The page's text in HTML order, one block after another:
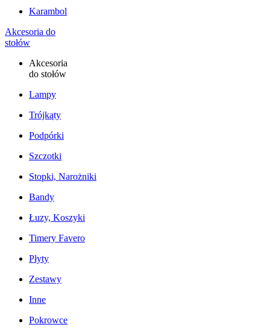
Karambol
Akcesoria do
stołów
Akcesoria
do stołów
Lampy
Trójkąty
Podpórki
Szczotki
Stopki, Narożniki
Bandy
Łuzy, Koszyki
Timery Favero
Płyty
Zestawy
Inne
Pokrowce